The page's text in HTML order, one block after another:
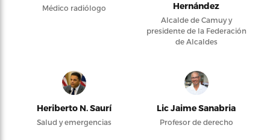
Médico radiólogo
Hernández
Alcalde de Camuy y
presidente de la Federación
de Alcaldes
Heriberto N. Saurí
Salud y emergencias
Lic Jaime Sanabria
Profesor de derecho